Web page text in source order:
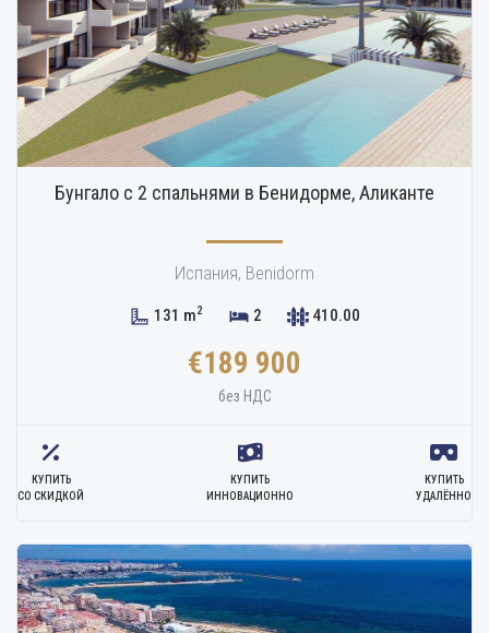
Бунгало с 2 спальнями в Бенидорме, Аликанте
Испания, Benidorm
131 m2 2 410.00
€189 900
без НДС
КУПИТЬ
СО СКИДКОЙ
КУПИТЬ
ИННОВАЦИОННО
КУПИТЬ
УДАЛЁННО